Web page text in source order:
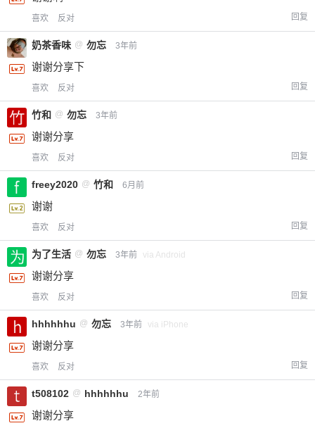
喜欢 反对 回复
奶茶香味 @ 勿忘 3年前
谢谢分享下
喜欢 反对 回复
竹和 @ 勿忘 3年前
谢谢分享
喜欢 反对 回复
freey2020 @ 竹和 6月前
谢谢
喜欢 反对 回复
为了生活 @ 勿忘 3年前 via Android
谢谢分享
喜欢 反对 回复
hhhhhhu @ 勿忘 3年前 via iPhone
谢谢分享
喜欢 反对 回复
t508102 @ hhhhhhu 2年前
谢谢分享
忘记密码？找回